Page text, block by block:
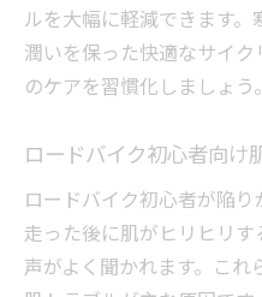
ルを大幅に軽減できます。
潤いを保った快適なサイ
のケアを習慣化しましょう。
ロードバイク初心者向け
ロードバイク初心者が陥
走った後に肌がヒリヒリ
声がよく聞かれます。こ